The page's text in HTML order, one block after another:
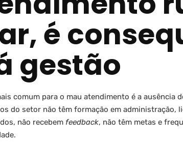
é
gestão
comum para o mau atendimento é a ausência
do setor não têm formação em administração,
não recebem feedback, não têm metas e